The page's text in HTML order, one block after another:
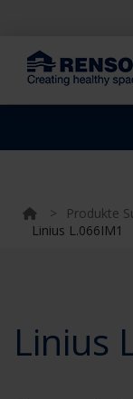
> Produkte
Linius L.066IM1
Linius